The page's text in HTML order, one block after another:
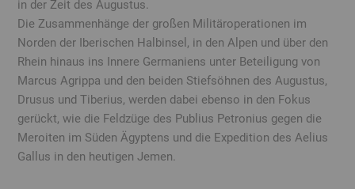
in der Zeit des Augustus.
Die Zusammenhänge der großen Militäroperationen im
Norden der Iberischen Halbinsel, in den Alpen und über den
Rhein hinaus ins Innere Germaniens unter Beteiligung von
Marcus Agrippa und den beiden Stiefsöhnen des Augustus,
Drusus und Tiberius, werden dabei ebenso in den Fokus
gerückt, wie die Feldzüge des Publius Petronius gegen die
Meroiten im Süden Ägyptens und die Expedition des Aelius
Gallus in den heutigen Jemen.